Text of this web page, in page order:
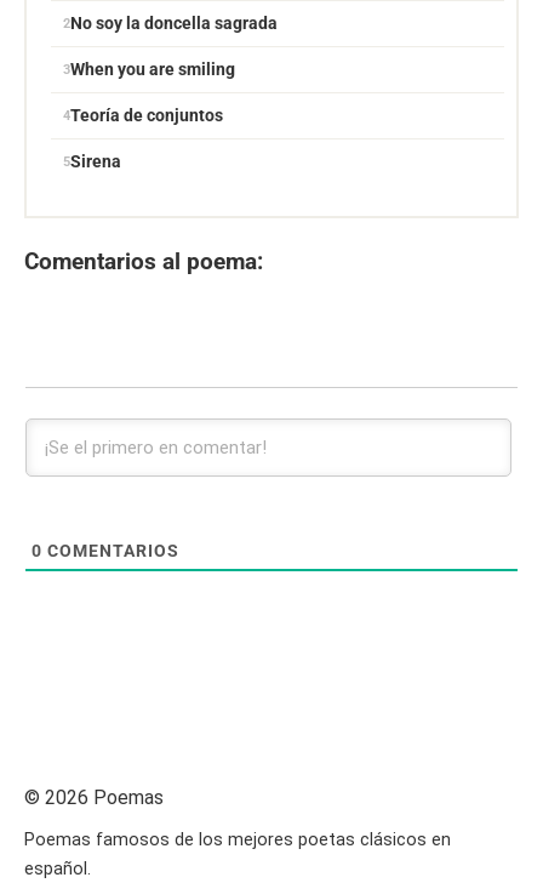
No soy la doncella sagrada
When you are smiling
Teoría de conjuntos
Sirena
Comentarios al poema:
0 COMENTARIOS
© 2026 Poemas
Poemas famosos de los mejores poetas clásicos en
español.